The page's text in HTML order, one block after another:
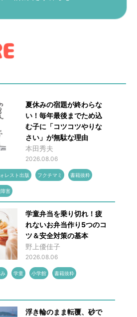
夏休みの宿題が終わらな
い！毎年最後までため込
む子に「コツコツやりな
さい」が無駄な理由
本田秀夫
2026.08.06
レスト出版 フクチマミ 書籍抜粋
害
学童弁当を乗り切れ！疲
れないお弁当作り5つのコ
ツ＆安全対策の基本
野上優佳子
2026.08.06
学童 小学館 書籍抜粋
浮き輪のまま転覆、砂で